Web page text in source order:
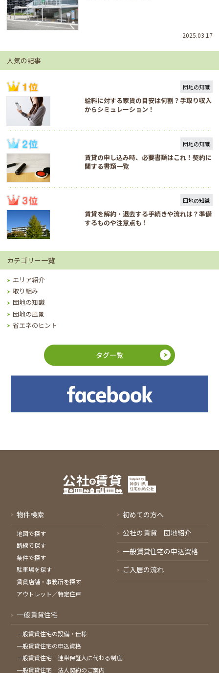
2025.03.17
人気の記事
団地の知識
給料に対する家賃の目安は何割？手取り収入
からシミュレーション！
団地の知識
賃貸の申し込み時、必要書類はこれ！契約に
関する書類一覧
団地の知識
賃貸を解約・退去する手続きや流れは？準備
するものや注意点も！
カテゴリー一覧
エリア紹介
取り組み
団地の知識
団地の風景
省エネのヒント
タグ一覧
物件検索
地図で探す
路線で探す
条件で探す
駐車場を探す
賃貸店舗・事務所を探す
アウトレット／特定住戸
初めての方へ
公社の賃貸 団地紹介
一般賃貸住宅の申込資格
ご入居の流れ
一般賃貸住宅
一般賃貸住宅の設備・仕様
一般賃貸住宅の申込資格
一般賃貸住宅 連帯保証人に代わる制度
一般賃貸住宅 法人契約のご案内